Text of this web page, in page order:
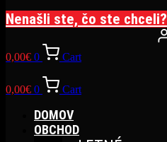
Nenašli ste, čo ste chceli?
0,00€ 0 Cart
0,00€ 0 Cart
DOMOV
OBCHOD